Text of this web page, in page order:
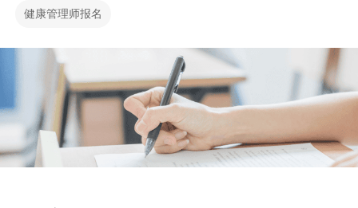
健康管理师报名